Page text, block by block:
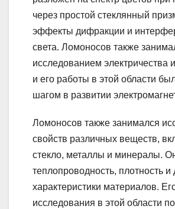
через простой стеклянный
эффекты дифракции и
света. Ломоносов также
исследованием электричества
и его работы в этой области
шагом в развитии
Ломоносов также занимался
свойств различных веществ,
стекло, металлы и минералы.
теплопроводность, плотность и
характеристики материалов.
исследования в этой области